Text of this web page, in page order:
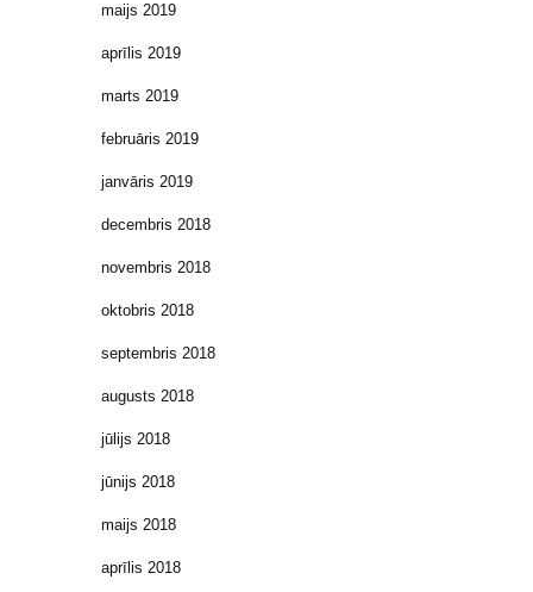
maijs 2019
aprīlis 2019
marts 2019
februāris 2019
janvāris 2019
decembris 2018
novembris 2018
oktobris 2018
septembris 2018
augusts 2018
jūlijs 2018
jūnijs 2018
maijs 2018
aprīlis 2018